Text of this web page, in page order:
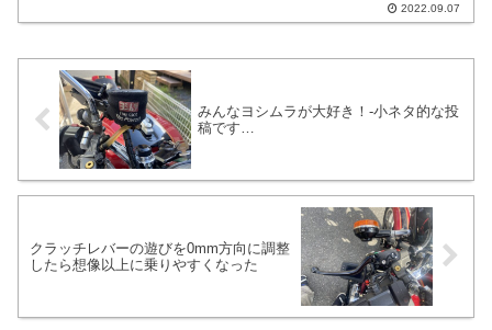
はなくてポジションの調整がしやすい点
2022.09.07
みんなヨシムラが大好き！-小ネタ的な投
稿です…
クラッチレバーの遊びを0mm方向に調整
したら想像以上に乗りやすくなった